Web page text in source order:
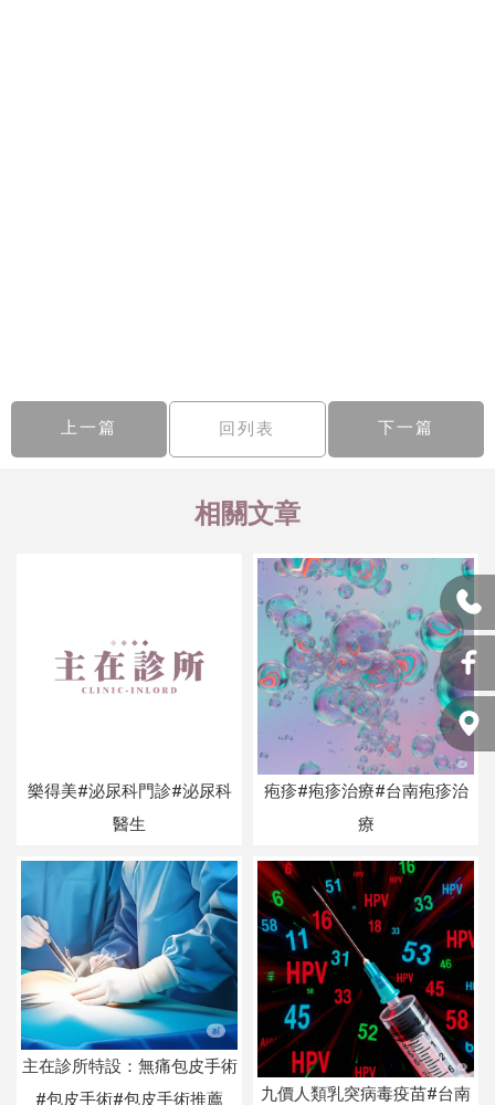
上一篇 回列表 下一篇
樂得美#泌尿科門診#泌尿科
醫生
疱疹#疱疹治療#台南疱疹治
療
主在診所特設：無痛包皮手術
#包皮手術#包皮手術推薦
九價人類乳突病毒疫苗#台南